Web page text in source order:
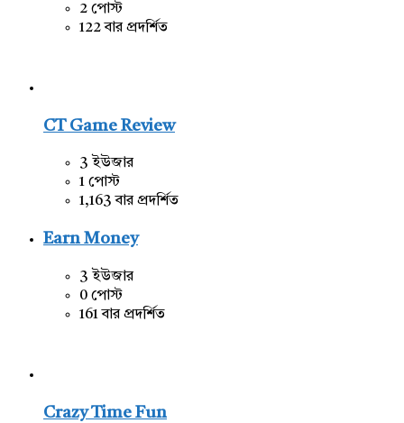
2 পোস্ট
122 বার প্রদর্শিত
CT Game Review
3 ইউজার
1 পোস্ট
1,163 বার প্রদর্শিত
Earn Money
3 ইউজার
0 পোস্ট
161 বার প্রদর্শিত
Crazy Time Fun